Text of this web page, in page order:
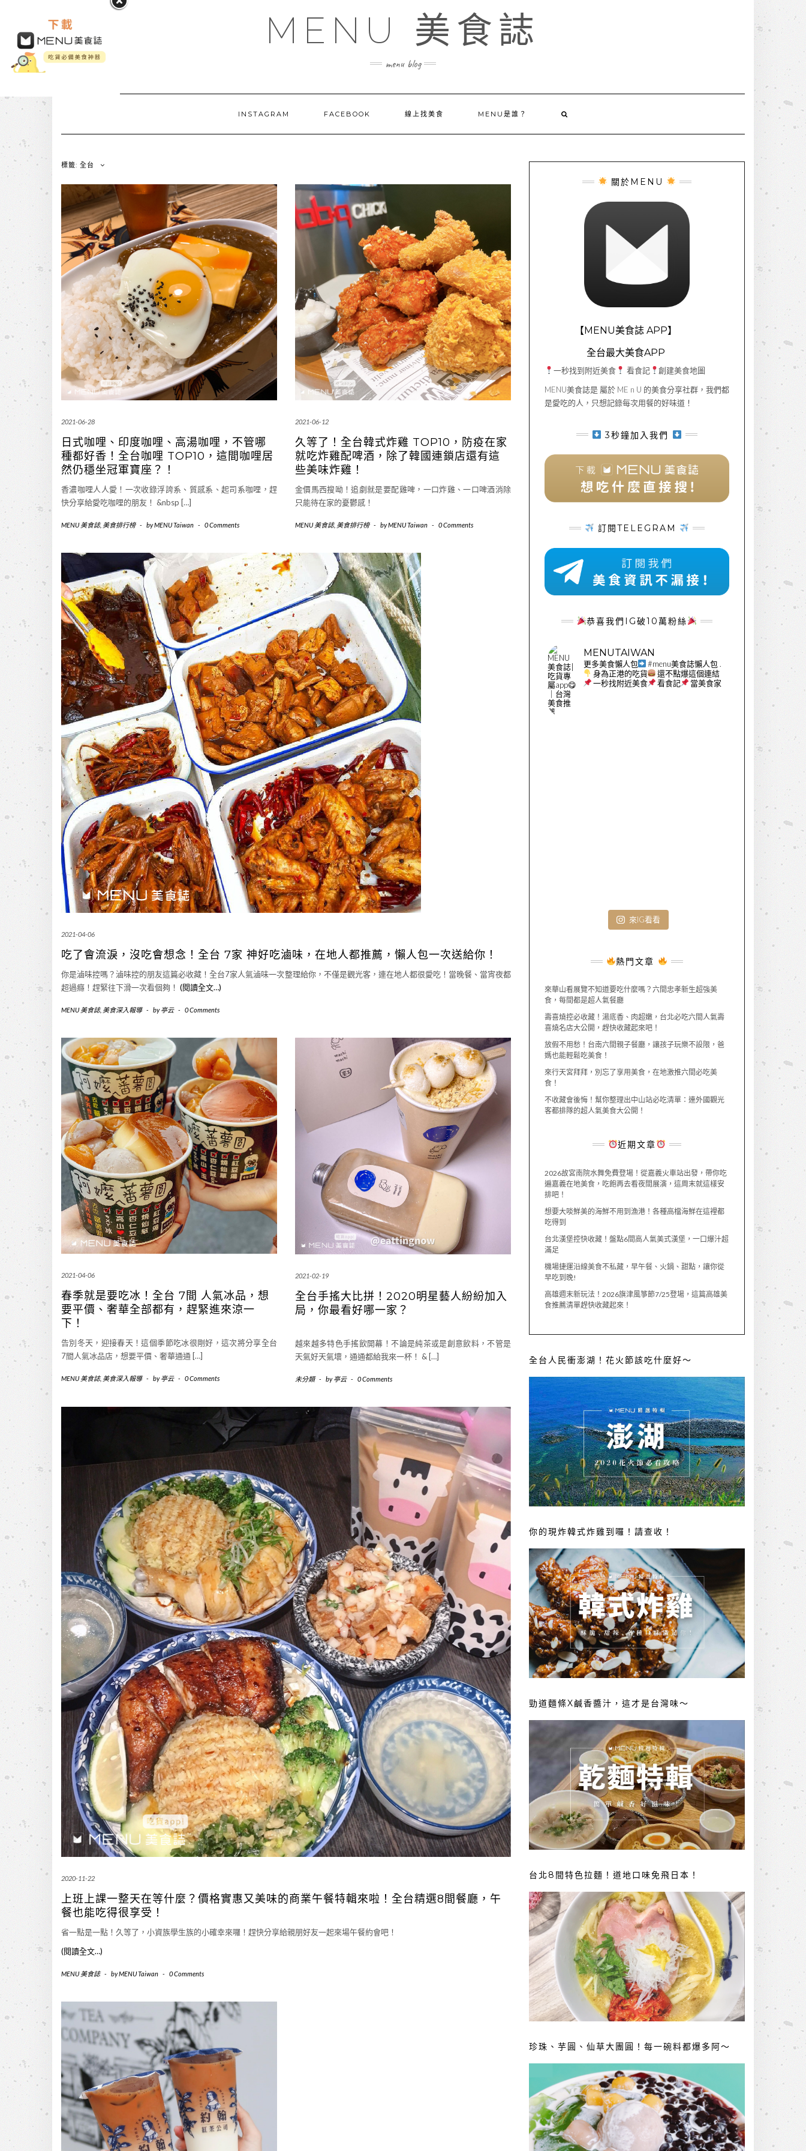
MENU 美食誌
menu blog
INSTAGRAM FACEBOOK 線上找美食 MENU是誰？
標籤: 全台
2021-06-28
日式咖哩、印度咖哩、高湯咖哩，不管哪
種都好香！全台咖哩 TOP10，這間咖哩居
然仍穩坐冠軍寶座？！
香濃咖哩人人愛！一次收錄浮誇系、質感系、起司系咖哩，趕
快分享給愛吃咖哩的朋友！ &nbsp […]
MENU 美食誌, 美食排行榜 - byMENU Taiwan - 0 Comments
2021-06-12
久等了！全台韓式炸雞 TOP10，防疫在家
就吃炸雞配啤酒，除了韓國連鎖店還有這
些美味炸雞！
金價馬西搜呦！追劇就是要配雞啤，一口炸雞、一口啤酒消除
只能待在家的憂鬱感！
MENU 美食誌, 美食排行榜 - byMENU Taiwan - 0 Comments
2021-04-06
吃了會流淚，沒吃會想念！全台 7家 神好吃滷味，在地人都推薦，懶人包一次送給你！
你是滷味控嗎？滷味控的朋友這篇必收藏！全台7家人氣滷味一次整理給你，不僅是觀光客，連在地人都很愛吃！當晚餐、當宵夜都
超過癮！趕緊往下滑一次看個夠！ (閱讀全文…)
MENU 美食誌, 美食深入報導 - by亭云 - 0 Comments
2021-04-06
春季就是要吃冰！全台 7間 人氣冰品，想
要平價、奢華全部都有，趕緊進來涼一
下！
告別冬天，迎接春天！這個季節吃冰很剛好，這次將分享全台
7間人氣冰品店，想要平價、奢華通通 […]
MENU 美食誌, 美食深入報導 - by亭云 - 0 Comments
2021-02-19
全台手搖大比拼！2020明星藝人紛紛加入
局，你最看好哪一家？
越來越多特色手搖飲開幕！不論是純茶或是創意飲料，不管是
天氣好天氣壞，通通都給我來一杯！ & […]
未分類 - by亭云 - 0 Comments
2020-11-22
上班上課一整天在等什麼？價格實惠又美味的商業午餐特輯來啦！全台精選8間餐廳，午
餐也能吃得很享受！
省一點是一點！久等了，小資族學生族的小確幸來囉！趕快分享給親朋好友一起來場午餐約會吧！
(閱讀全文…)
MENU 美食誌 - byMENU Taiwan - 0 Comments
關於MENU
【MENU美食誌 APP】
全台最大美食APP
一秒找到附近美食 看食記
創建美食地圖
MENU美食誌是 屬於 ME n U 的美食分享社群，我們都
是愛吃的人，只想記錄每次用餐的好味道！
3秒鐘加入我們
訂閱TELEGRAM
恭喜我們IG破10萬粉絲
MENUTAIWAN
更多美食懶人包 #menu美食誌懶人包 .
身為正港的吃貨
還不點爆這個連結
一秒找附近美食
看食記 當美食家
來IG看看
熱門文章
來華山看展覽不知道要吃什麼嗎？六間忠孝新生超強美
食，每間都是超人氣餐廳
壽喜燒控必收藏！湯底香、肉超嫩，台北必吃六間人氣壽
喜燒名店大公開，趕快收藏起來吧！
放假不用愁！台南六間親子餐廳，讓孩子玩樂不設限，爸
媽也能輕鬆吃美食！
來行天宮拜拜，別忘了享用美食，在地激推六間必吃美
食！
不收藏會後悔！幫你整理出中山站必吃清單：連外國觀光
客都排隊的超人氣美食大公開！
近期文章
2026故宮南院水舞免費登場！從嘉義火車站出發，帶你吃
遍嘉義在地美食，吃飽再去看夜間展演，這周末就這樣安
排吧！
想要大啖鮮美的海鮮不用到漁港！各種高檔海鮮在這裡都
吃得到
台北漢堡控快收藏！盤點6間高人氣美式漢堡，一口爆汁超
滿足
機場捷運沿線美食不私藏，早午餐、火鍋、甜點，讓你從
早吃到晚!
高雄週末新玩法！2026旗津風箏節7/25登場，這篇高雄美
食推薦清單趕快收藏起來！
全台人民衝澎湖！花火節該吃什麼好～
你的現炸韓式炸雞到囉！請查收！
勁道麵條X鹹香醬汁，這才是台灣味～
台北8間特色拉麵！道地口味免飛日本！
珍珠、芋圓、仙草大團圓！每一碗料都爆多阿～